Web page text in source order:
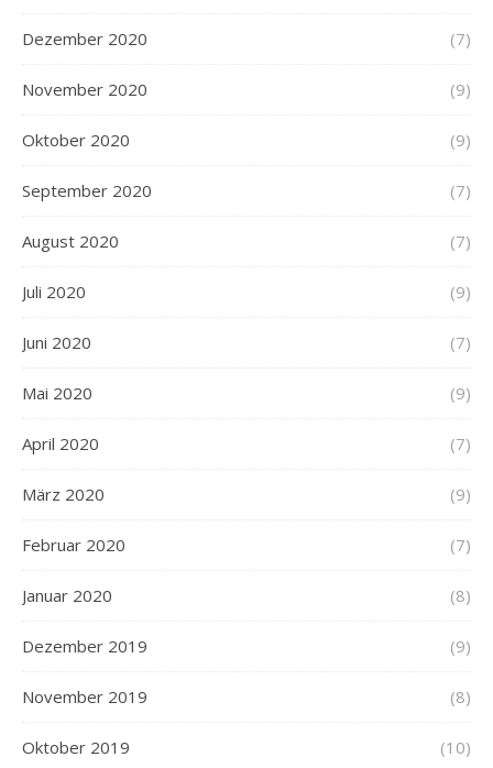
Dezember 2020 (7)
November 2020 (9)
Oktober 2020 (9)
September 2020 (7)
August 2020 (7)
Juli 2020 (9)
Juni 2020 (7)
Mai 2020 (9)
April 2020 (7)
März 2020 (9)
Februar 2020 (7)
Januar 2020 (8)
Dezember 2019 (9)
November 2019 (8)
Oktober 2019 (10)